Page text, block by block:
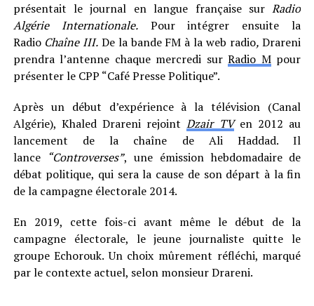
présentait le journal en langue française surRadio
Algérie Internationale.Pour intégrer ensuite la
Radio Chaîne III. De la bande FM à la web radio, Drareni
prendra l’antenne chaque mercredi surRadio Mpour
présenter le CPP “Café Presse Politique”.
Après un début d’expérience à la télévision (Canal
Algérie), Khaled Drareni rejointDzair TVen 2012 au
lancement de la chaîne de Ali Haddad. Il
lance “Controverses”, une émission hebdomadaire de
débat politique, qui sera la cause de son départ à la fin
de la campagne électorale 2014.
En 2019, cette fois-ci avant même le début de la
campagne électorale, le jeune journaliste quitte le
groupe Echorouk. Un choix mûrement réfléchi, marqué
par le contexte actuel, selon monsieur Drareni.